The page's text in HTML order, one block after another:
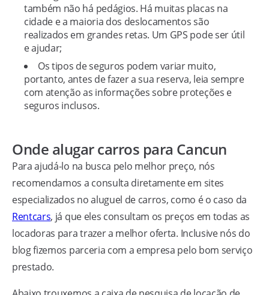
também não há pedágios. Há muitas placas na
cidade e a maioria dos deslocamentos são
realizados em grandes retas. Um GPS pode ser útil
e ajudar;
Os tipos de seguros podem variar muito,
portanto, antes de fazer a sua reserva, leia sempre
com atenção as informações sobre proteções e
seguros inclusos.
Onde alugar carros para Cancun
Para ajudá-lo na busca pelo melhor preço, nós
recomendamos a consulta diretamente em sites
especializados no aluguel de carros, como é o caso da
Rentcars, já que eles consultam os preços em todas as
locadoras para trazer a melhor oferta. Inclusive nós do
blog fizemos parceria com a empresa pelo bom serviço
prestado.